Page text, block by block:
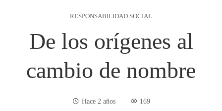
RESPONSABILIDAD SOCIAL
De los orígenes al
cambio de nombre
Hace 2 años 169